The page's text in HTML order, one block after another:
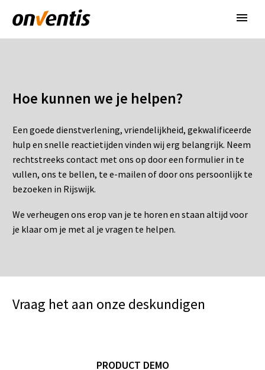
Hoe kunnen we je helpen?
Een goede dienstverlening, vriendelijkheid, gekwalificeerde
hulp en snelle reactietijden vinden wij erg belangrijk. Neem
rechtstreeks contact met ons op door een formulier in te
vullen, ons te bellen, te e-mailen of door ons persoonlijk te
bezoeken in Rijswijk.
We verheugen ons erop van je te horen en staan altijd voor
je klaar om je met al je vragen te helpen.
Vraag het aan onze deskundigen
PRODUCT DEMO